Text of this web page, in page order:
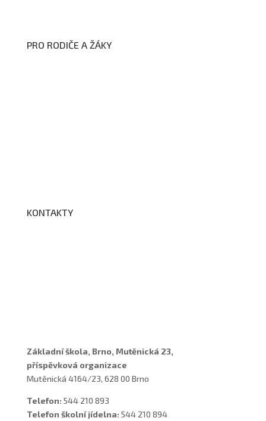
PRO RODIČE A ŽÁKY
KONTAKTY
Základní škola, Brno, Mutěnická 23,
příspěvková organizace
Mutěnická 4164/23, 628 00 Brno
Telefon: 544 210 893
Telefon školní jídelna: 544 210 894